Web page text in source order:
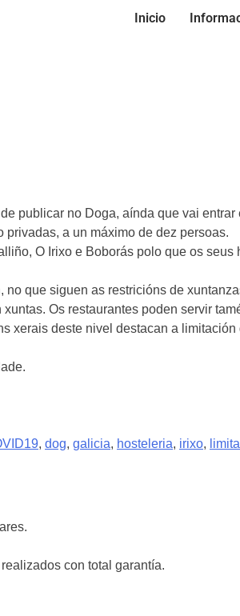
Inicio
publicar no Doga, aínda que vai
a un máximo de dez persoas.
O Irixo e Boborás polo que os
que siguen as restricións de
Os restaurantes poden servir
xerais deste nivel destacan a
, dog, galicia, hosteleria, irixo,
con total garantía.